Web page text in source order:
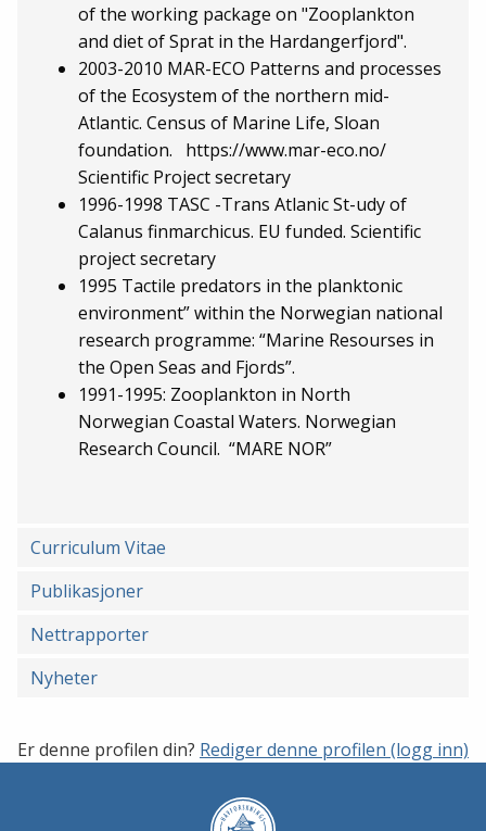
of the working package on "Zooplankton
and diet of Sprat in the Hardangerfjord".
2003-2010 MAR-ECO Patterns and processes
of the Ecosystem of the northern mid-
Atlantic. Census of Marine Life, Sloan
foundation. https://www.mar-eco.no/
Scientific Project secretary
1996-1998 TASC -Trans Atlanic St-udy of
Calanus finmarchicus. EU funded. Scientific
project secretary
1995 Tactile predators in the planktonic
environment” within the Norwegian national
research programme: “Marine Resourses in
the Open Seas and Fjords”.
1991-1995: Zooplankton in North
Norwegian Coastal Waters. Norwegian
Research Council. “MARE NOR”
Curriculum Vitae
Publikasjoner
Nettrapporter
Nyheter
Er denne profilen din? Rediger denne profilen (logg inn)